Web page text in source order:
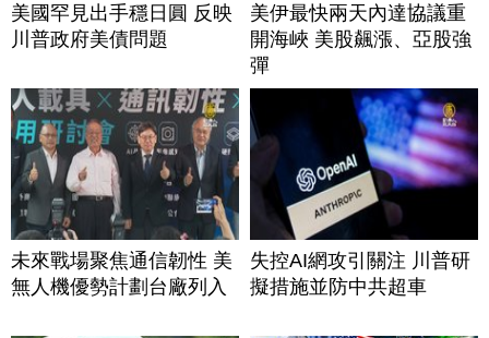
美國罕見出手穩日圓 反映
川普政府美債問題
美伊最快兩天內達協議重
開海峽 美股飆漲、亞股強
彈
未來戰場聚焦通信韌性 美
無人機優勢計劃台廠列入
失控AI網攻引關注 川普研
擬措施並防中共超車